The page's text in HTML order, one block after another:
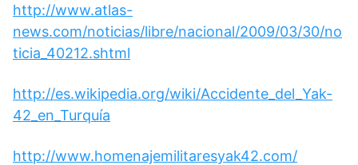
http://www.atlas-
news.com/noticias/libre/nacional/2009/03/30/no
ticia_40212.shtml
http://es.wikipedia.org/wiki/Accidente_del_Yak-
42_en_Turquía
http://www.homenajemilitaresyak42.com/